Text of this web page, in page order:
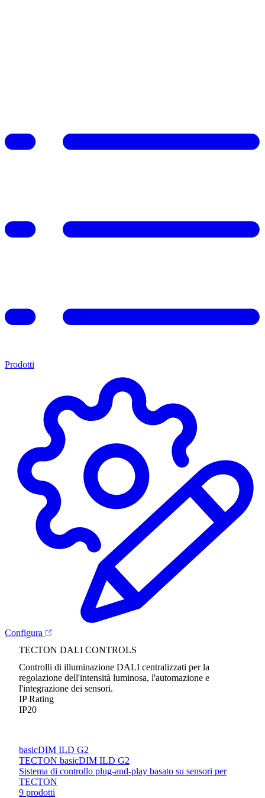
Prodotti
Configura
TECTON DALI CONTROLS
Controlli di illuminazione DALI centralizzati per la
regolazione dell'intensità luminosa, l'automazione e
l'integrazione dei sensori.
IP Rating
IP20
basicDIM ILD G2
TECTON basicDIM ILD G2
Sistema di controllo plug-and-play basato su sensori per
TECTON
9 prodotti